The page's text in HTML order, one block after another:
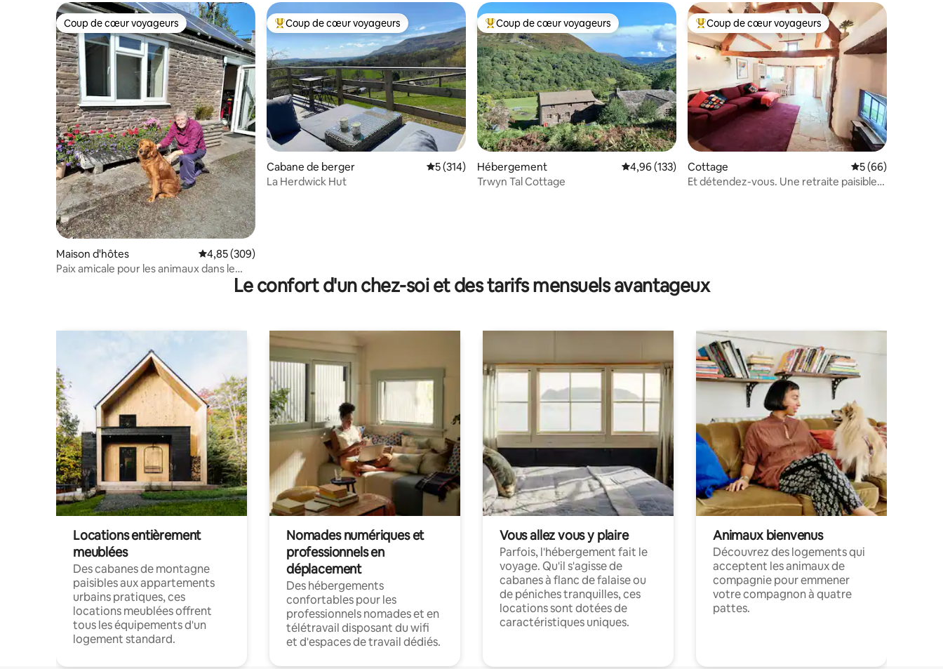
Coup de cœur voyageurs
Coup de cœur voyageurs
Maison d'hôtes Évaluation moyenne sur la base de 309 commentaires : 4,85 sur 5
4,85 (309)
Paix amicale pour les animaux dans le
Coups de cœur voyageurs les plus appréciés
Coup de cœur voyageurs
Cabane de berger Évaluation moyenne sur la base de 314 commentaires : 5 sur 5
5 (314)
La Herdwick Hut
Coups de cœur voyageurs les plus appréciés
Coup de cœur voyageurs
Hébergement Évaluation moyenne sur la base de 133 commentaires : 4,96 sur 5
4,96 (133)
Trwyn Tal Cottage
Coups de cœur voyageurs les plus appréciés
Coup de cœur voyageurs
Cottage Évaluation
5 (66)
Et détendez-vous. Une retraite paisible,
Le confort d'un chez-soi et des tarifs mensuels avantageux
Locations entièrement
meublées
Des cabanes de montagne
paisibles aux appartements
urbains pratiques, ces
locations meublées offrent
tous les équipements d'un
logement standard.
Nomades numériques et
professionnels en
déplacement
Des hébergements
confortables pour les
professionnels nomades et en
télétravail disposant du wifi
et d'espaces de travail dédiés.
Vous allez vous y plaire
Parfois, l'hébergement fait le
voyage. Qu'il s'agisse de
cabanes à flanc de falaise ou
de péniches tranquilles, ces
locations sont dotées de
caractéristiques uniques.
Animaux bienvenus
Découvrez des logements qui
acceptent les animaux de
compagnie pour emmener
votre compagnon à quatre
pattes.